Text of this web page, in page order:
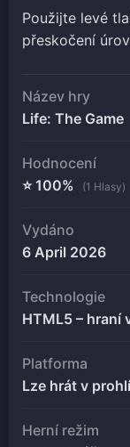
Použijte levé
přeskočení
Název hry
Life: The Game
Hodnocení
⭐ 100%
(1 Hlasy)
Vydáno
6 April 2026
Technologie
HTML5 – hraní
Platforma
Lze hrát v
Herní režim